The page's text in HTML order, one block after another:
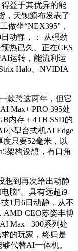
益于其优异的能
，天钡颁布发表了
做坐“NEX395”，
动静，： 从强劲
热已久、正在CES
运转，能流利运
Halo、NVIDIA
跨这两年，但它
Max+ PRO 395处
内存＋4TB SSD的
小型台式机AI Edge
只要52毫米，以
架构设想，有口角
到再次给出动静
脑”。具有远超i9-
1月6日动静，从不
CEO苏姿丰博
Max+ 300系列处
的玩家，终归是
代替AI一体机。